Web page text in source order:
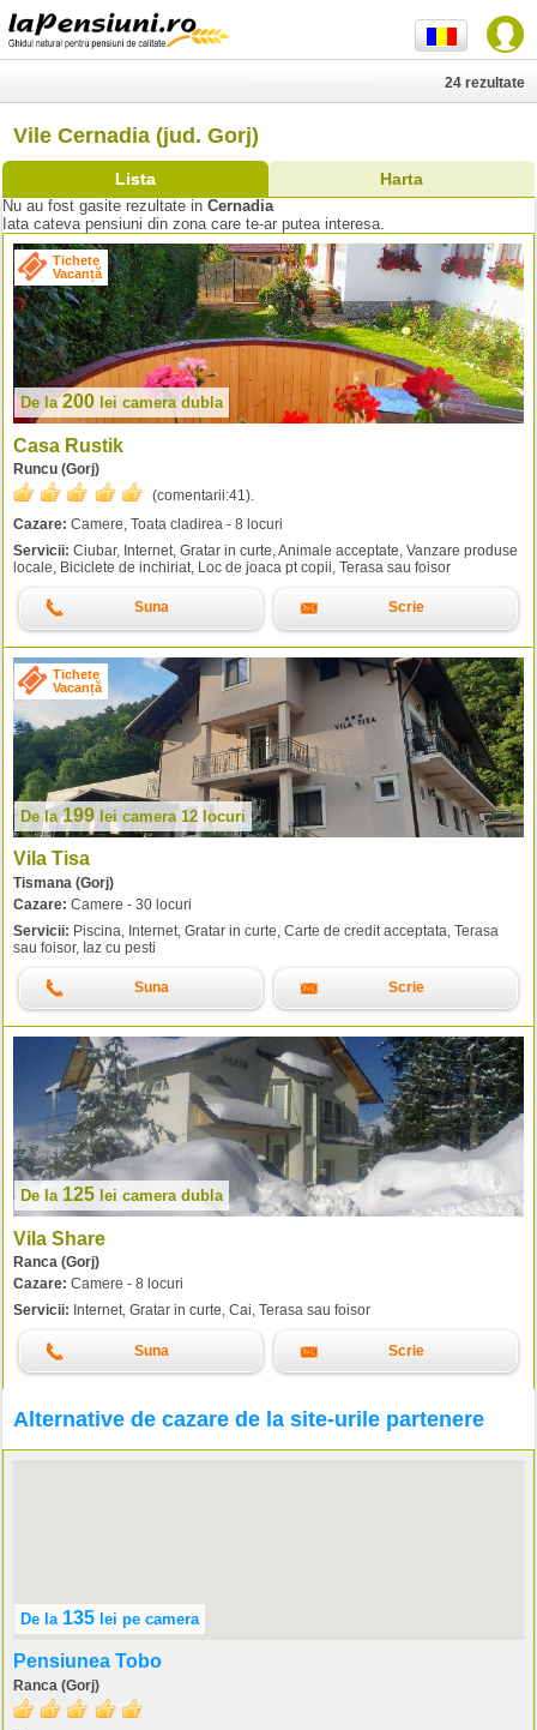
Vile Cernadia (jud. Gorj)
Lista Harta
24 rezultate
Nu au fost gasite rezultate in Cernadia
Iata cateva pensiuni din zona care te-ar putea interesa.
Tichete
Vacanță
De la 200 lei camera dubla
Casa Rustik
Runcu (Gorj)
(comentarii:41).
Cazare: Camere, Toata cladirea - 8 locuri
Servicii: Ciubar, Internet, Gratar in curte, Animale acceptate, Vanzare produse
locale, Biciclete de inchiriat, Loc de joaca pt copii, Terasa sau foisor
Suna Scrie
Tichete
Vacanță
De la199 lei camera 12 locuri
Vila Tisa
Tismana (Gorj)
Cazare: Camere - 30 locuri
Servicii: Piscina, Internet, Gratar in curte, Carte de credit acceptata, Terasa
sau foisor, Iaz cu pesti
Suna Scrie
De la 125 lei camera dubla
Vila Share
Ranca (Gorj)
Cazare: Camere - 8 locuri
Servicii: Internet, Gratar in curte, Cai, Terasa sau foisor
Suna Scrie
Alternative de cazare de la site-urile partenere
De la 135 lei pe camera
Pensiunea Tobo
Ranca (Gorj)